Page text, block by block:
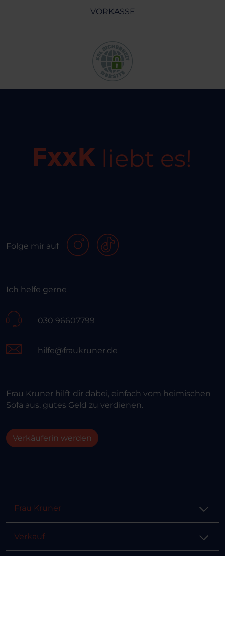
VORKASSE
liebt es!
Folge mir auf
Ich helfe gerne
030 96607799
hilfe@fraukruner.de
Frau Kruner hilft dir dabei, einfach vom heimischen
Sofa aus, gutes Geld zu verdienen.
Verkäuferin werden
Frau Kruner
Verkauf